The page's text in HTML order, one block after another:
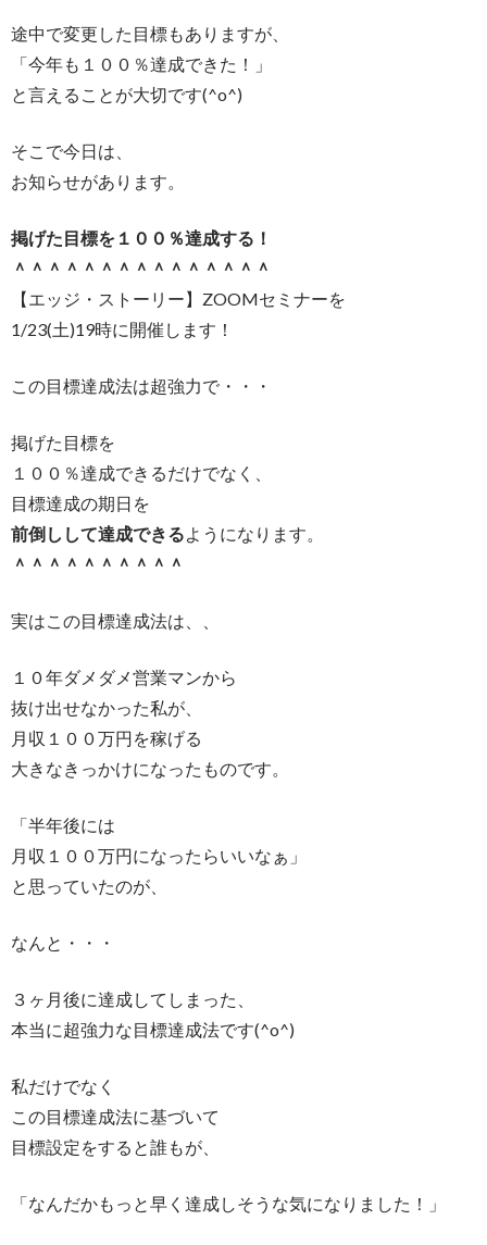
途中で変更した目標もありますが、
「今年も１００％達成できた！」
と言えることが大切です(^o^)
そこで今日は、
お知らせがあります。
掲げた目標を１００％達成する！
＾＾＾＾＾＾＾＾＾＾＾＾＾＾＾
【エッジ・ストーリー】ZOOMセミナーを
1/23(土)19時に開催します！
この目標達成法は超強力で・・・
掲げた目標を
１００％達成できるだけでなく、
目標達成の期日を
前倒しして達成できるようになります。
＾＾＾＾＾＾＾＾＾＾
実はこの目標達成法は、、
１０年ダメダメ営業マンから
抜け出せなかった私が、
月収１００万円を稼げる
大きなきっかけになったものです。
「半年後には
月収１００万円になったらいいなぁ」
と思っていたのが、
なんと・・・
３ヶ月後に達成してしまった、
本当に超強力な目標達成法です(^o^)
私だけでなく
この目標達成法に基づいて
目標設定をすると誰もが、
「なんだかもっと早く達成しそうな気になりました！」